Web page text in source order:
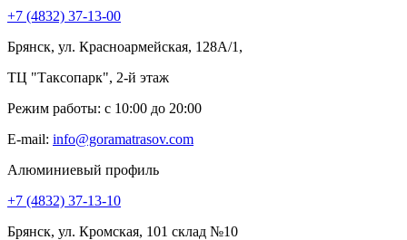
+7 (4832) 37-13-00
Брянск, ул. Красноармейская, 128А/1,
ТЦ "Таксопарк", 2-й этаж
Режим работы: c 10:00 до 20:00
E-mail: info@goramatrasov.com
Алюминиевый профиль
+7 (4832) 37-13-10
Брянск, ул. Кромская, 101 склад №10